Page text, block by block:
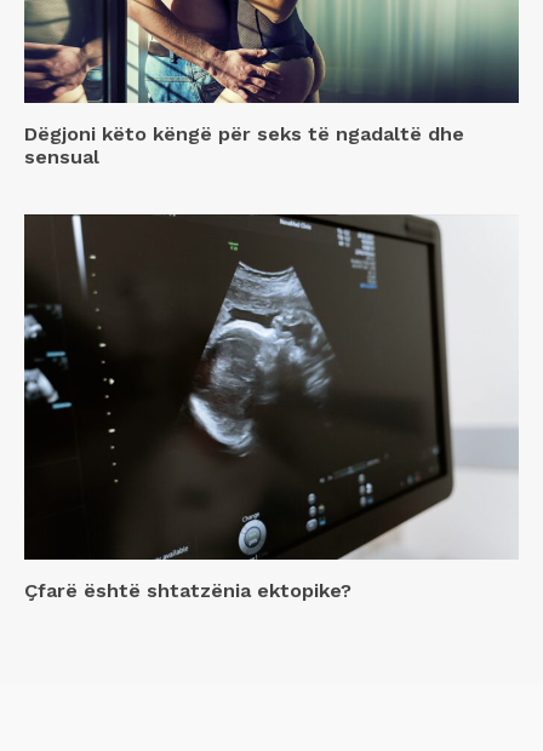
Dëgjoni këto këngë për seks të ngadaltë dhe
sensual
Çfarë është shtatzënia ektopike?